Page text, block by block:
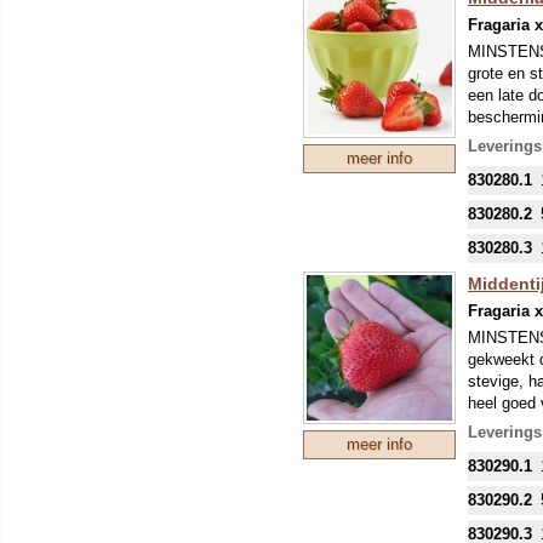
meer info
Fragaria
grote en
een late
Onze
welke in
830280.1
830280.2
830280.3
meer info
Fragaria
gekweekt
stevige,
heel goed
stevige
zoals
nietwaar?
Onze
nieuwe
830290.1
830290.2
830290.3